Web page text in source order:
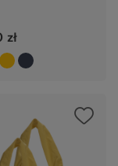
zł